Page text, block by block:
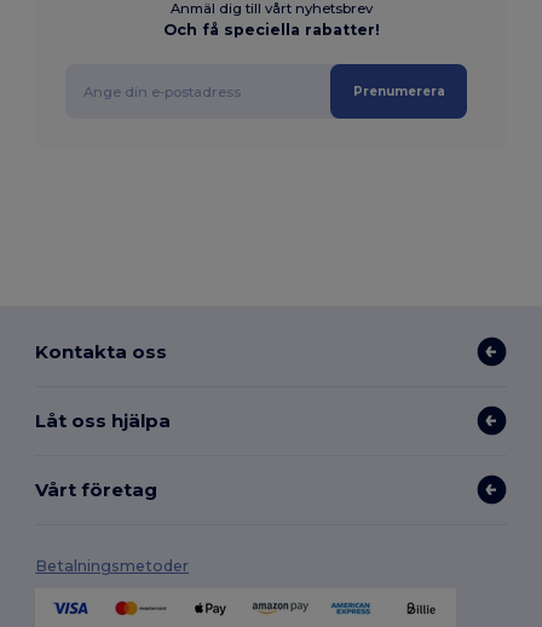
Anmäl dig till vårt nyhetsbrev
Och få speciella rabatter!
Prenumerera
Kontakta oss
Låt oss hjälpa
Vårt företag
Betalningsmetoder